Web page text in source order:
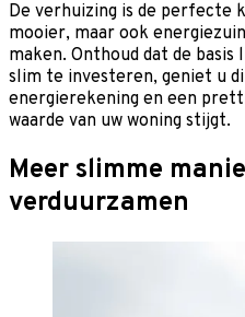
De verhuizing is de perfecte
mooier, maar ook
maken. Onthoud dat de basis
slim te investeren, geniet u
energierekening en een
waarde van uw woning stijgt.
Meer slimme
verduurzamen